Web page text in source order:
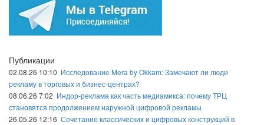
Публикации
02.08.26 10:10 Исследование Mera by Okkam: Замечают ли люди
рекламу в торговых и бизнес-центрах?
08.06.26 7:02 Индор-реклама как часть медиамикса: почему ТРЦ
становятся продолжением наружной цифровой рекламы
26.05.26 12:16 Сочетание классических и цифровых конструкций в